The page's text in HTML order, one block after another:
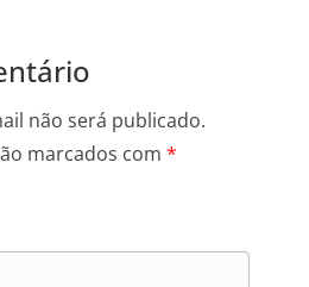
não será publicado.
marcados com *